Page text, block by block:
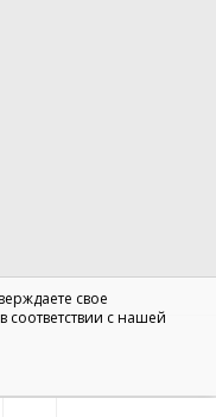
свое
соответствии с нашей